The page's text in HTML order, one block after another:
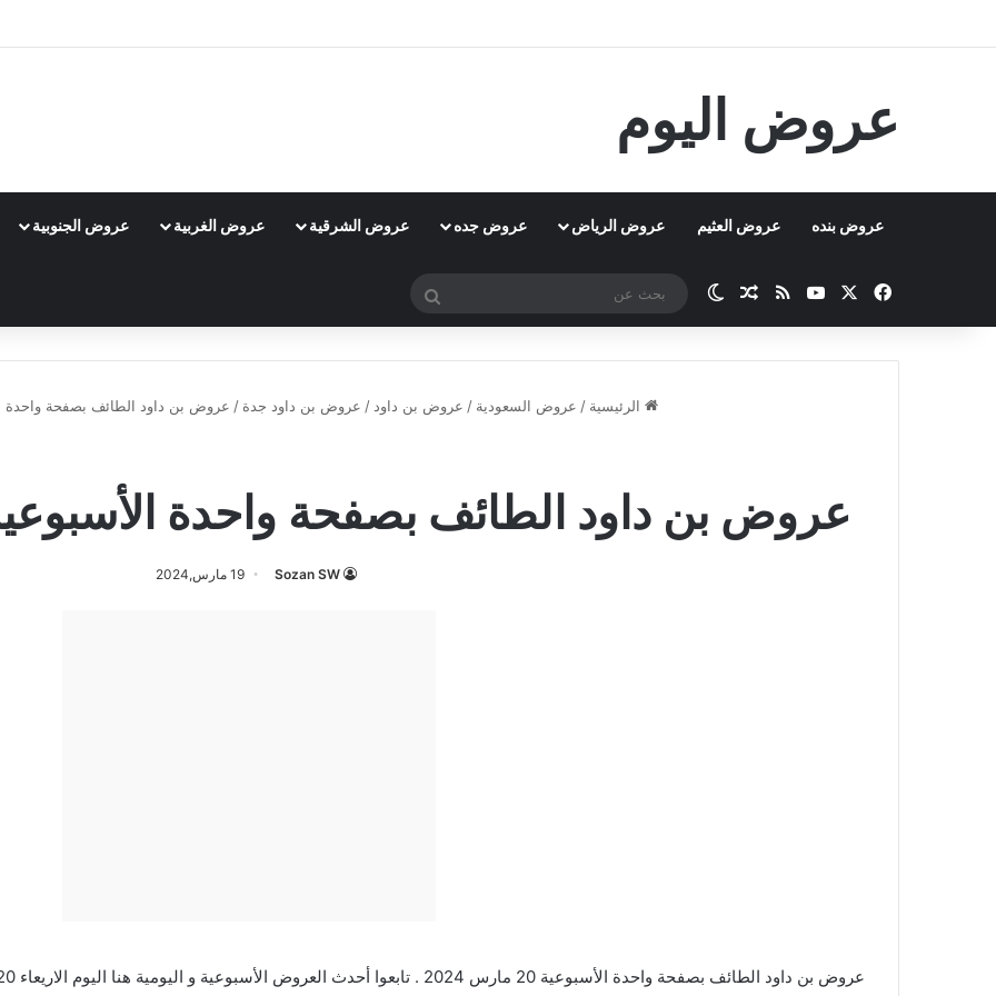
عروض اليوم
عروض بنده عروض العثيم عروض الرياض عروض جده عروض الشرقية عروض الغربية عروض الجنوبية
فيسبوك ‫YouTubeملخص الموقع RSS
مقال عشوائي
الوضع المظلم
بحث
الرئيسية / عروض السعودية / عروض بن داود / عروض بن داود جدة / عروض بن داود الطائف بصفحة واحدة الأسبوعية
عروض بن داود الطائف بصفحة واحدة الأسبوعية 20 مارس
Sozan SW 19 مارس,2024
عروض بن داود الطائف بصفحة واحدة الأسبوعية 20 مارس 2024 . تابعوا أحدث العروض الأسبوعية و اليومية هنا اليوم الاريعاء 20-3-2024 الموافق 10-9-1445